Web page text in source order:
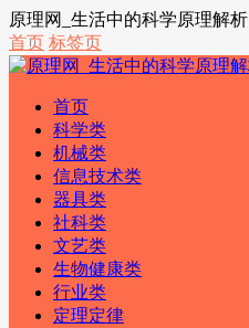
原理网_生活中的科学原理解析
首页 标签页
首页
科学类
机械类
信息技术类
器具类
社科类
文艺类
生物健康类
行业类
定理定律